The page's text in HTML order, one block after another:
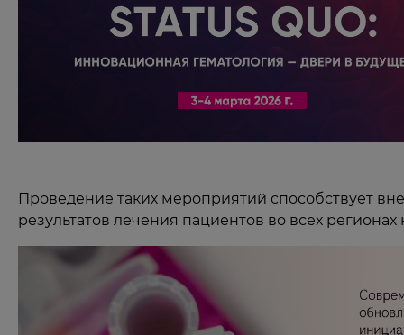
Проведение таких мероприятий способствует
результатов лечения пациентов во всех